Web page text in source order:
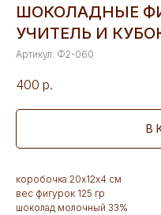
ШОКОЛАДНЫЕ
УЧИТЕЛЬ И
Артикул: Ф2-060
400 р.
В
коробочка 20х12х4 см
вес фигурок 125 гр
шоколад молочный 33%